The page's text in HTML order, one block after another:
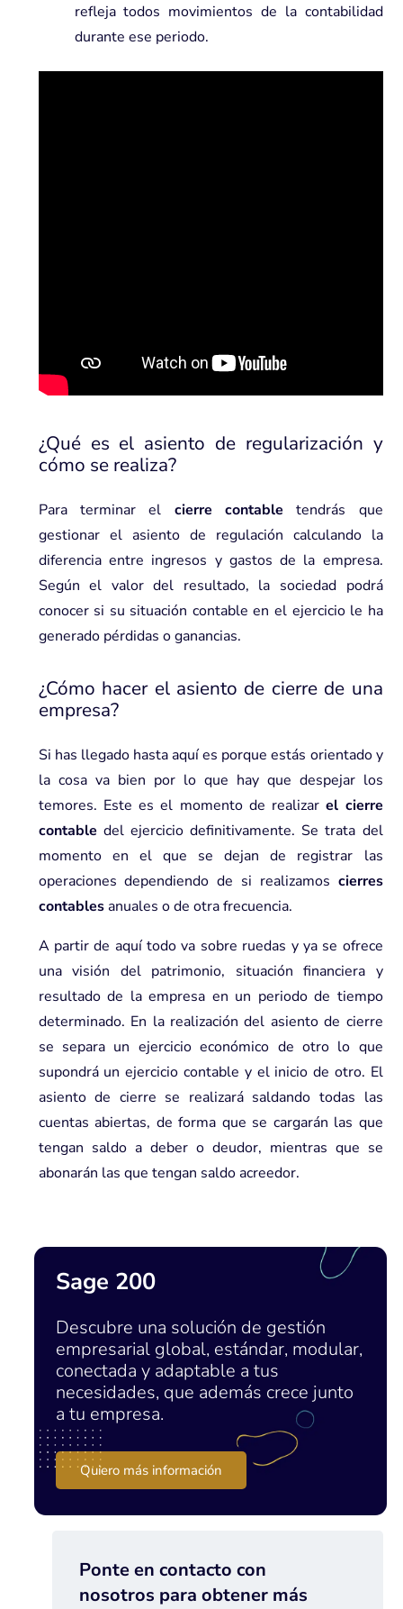
refleja todos movimientos de la contabilidad
durante ese periodo.
¿Qué es el asiento de regularización y
cómo se realiza?
Para terminar el cierre contable tendrás que
gestionar el asiento de regulación calculando la
diferencia entre ingresos y gastos de la empresa.
Según el valor del resultado, la sociedad podrá
conocer si su situación contable en el ejercicio le ha
generado pérdidas o ganancias.
¿Cómo hacer el asiento de cierre de una
empresa?
Si has llegado hasta aquí es porque estás orientado y
la cosa va bien por lo que hay que despejar los
temores. Este es el momento de realizarel cierre
contable del ejercicio definitivamente. Se trata del
momento en el que se dejan de registrar las
operaciones dependiendo de si realizamos cierres
contablesanuales o de otra frecuencia.
A partir de aquí todo va sobre ruedas y ya se ofrece
una visión del patrimonio, situación financiera y
resultado de la empresa en un periodo de tiempo
determinado. En la realización del asiento de cierre
se separa un ejercicio económico de otro lo que
supondrá un ejercicio contable y el inicio de otro. El
asiento de cierre se realizará saldando todas las
cuentas abiertas, de forma que se cargarán las que
tengan saldo a deber o deudor, mientras que se
abonarán las que tengan saldo acreedor.
Sage 200
Descubre una solución de gestión
empresarial global, estándar, modular,
conectada y adaptable a tus
necesidades, que además crece junto
a tu empresa.
Quiero más información
Ponte en contacto con
nosotros para obtener más